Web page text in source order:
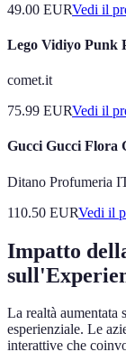
49.00 EURVedi il
Lego Vidiyo Punk
comet.it
75.99 EURVedi il
Gucci Gucci Flora
Ditano Profumeria
110.50 EURVedi il
Impatto
La realtà
esperienziale. Le
interattive che